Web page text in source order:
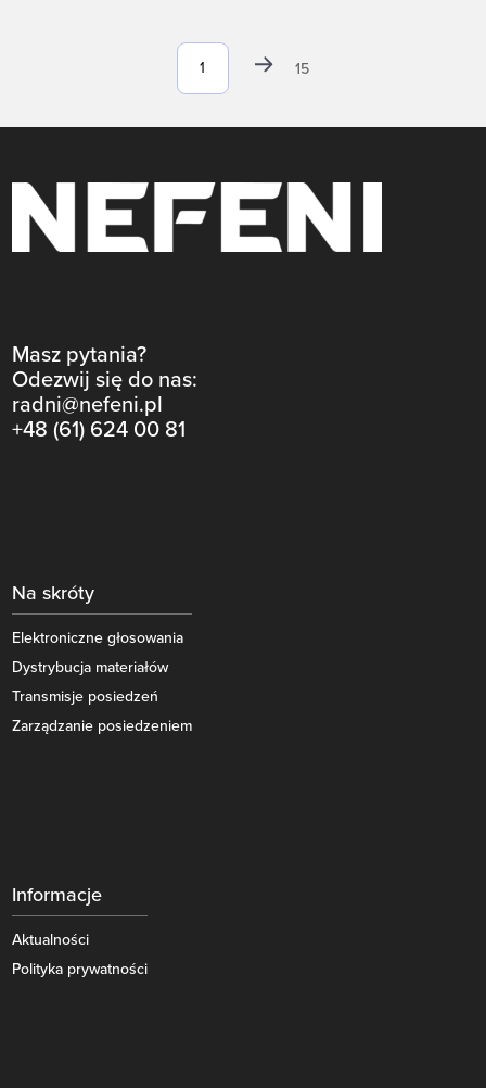
15
Masz pytania?
Odezwij się do nas:
radni@nefeni.pl
+48 (61) 624 00 81
Na skróty
Elektroniczne głosowania
Dystrybucja materiałów
Transmisje posiedzeń
Zarządzanie posiedzeniem
Informacje
Aktualności
Polityka prywatności